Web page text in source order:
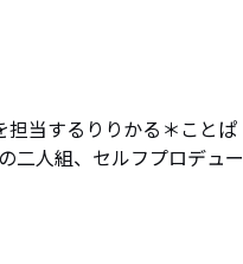
当するりりかる＊ことぱ
二人組、セルフプロデュー